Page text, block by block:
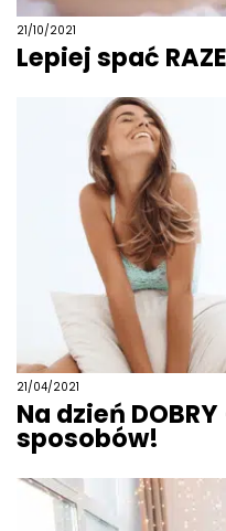
21/10/2021
Lepiej spać
21/04/2021
Na dzień
sposobów!